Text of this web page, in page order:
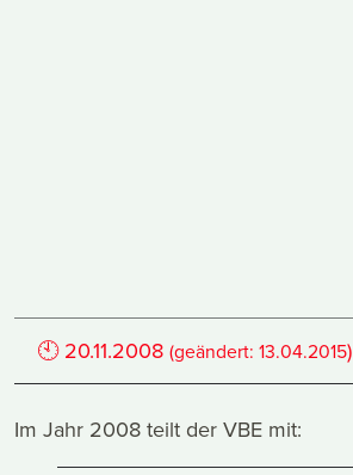
🕙 20.11.2008 (geändert:13.04.2015)
Im Jahr 2008 teilt der VBE mit: